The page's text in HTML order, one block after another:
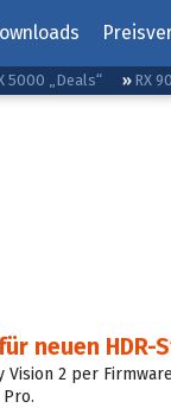
5000 „Deals“ RX
neuen HDR-
Vision 2 per